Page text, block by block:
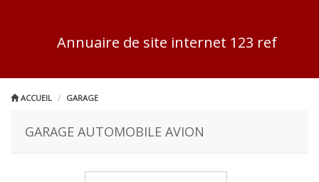
Annuaire de site internet 123 ref
ACCUEIL GARAGE
GARAGE AUTOMOBILE AVION